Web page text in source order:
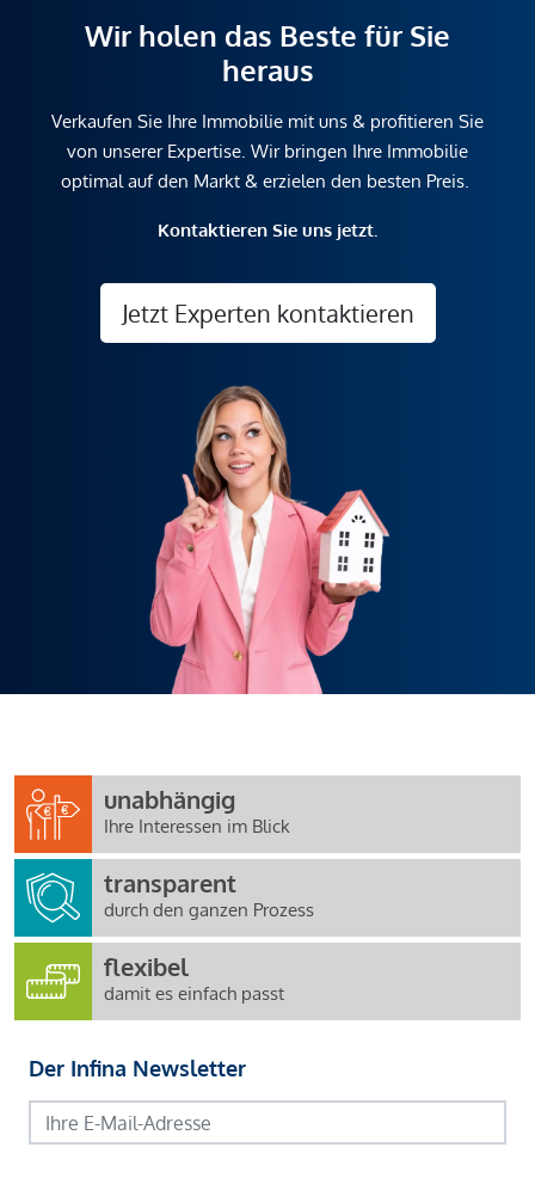
gemachten Angaben und Informationen lediglich
unverbindliche Vorabinformationen sind und daher ohne
Wir holen das Beste für Sie
heraus
Verkaufen Sie Ihre Immobilie mit uns & profitieren Sie
von unserer Expertise. Wir bringen Ihre Immobilie
optimal auf den Markt & erzielen den besten Preis.
Kontaktieren Sie uns jetzt.
Jetzt Experten kontaktieren
unabhängig
Ihre Interessen im Blick
transparent
durch den ganzen Prozess
flexibel
damit es einfach passt
Der Infina Newsletter